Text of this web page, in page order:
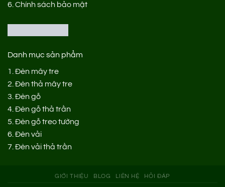
6.Chính sách bảo mật
Danh mục sản phẩm
1.Đèn mây tre
2.Đèn thả mây tre
3.Đèn gỗ
4.Đèn gỗ thả trần
5.Đèn gỗ treo tường
6.Đèn vải
7.Đèn vải thả trần
GIỚI THIỆU BLOG LIÊN HỆ HỎI ĐÁP